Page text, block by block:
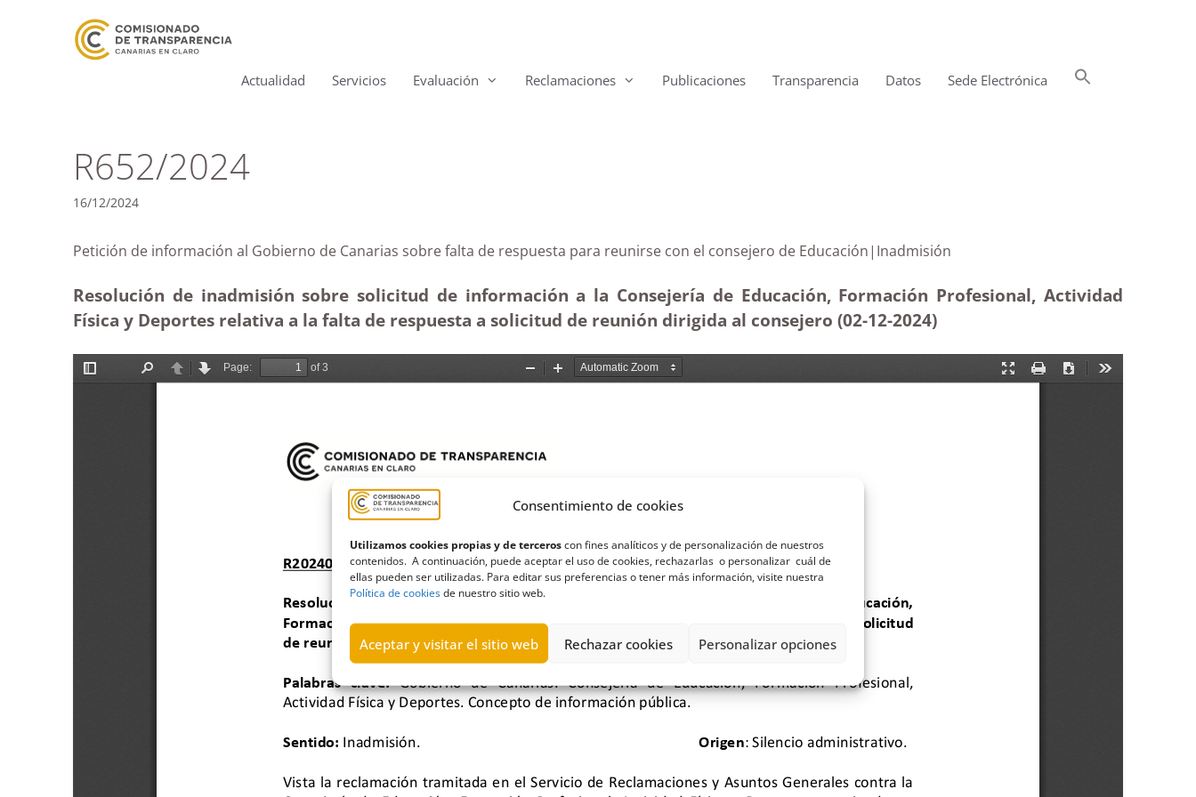
Consentimiento de cookies
Utilizamos cookies propias y de terceroscon fines analíticos y de personalización de nuestros
contenidos. A continuación, puede aceptar el uso de cookies, rechazarlas o personalizar cuál de
ellas pueden ser utilizadas. Para editar sus preferencias o tener más información, visite nuestra
Política de cookiesde nuestro sitio web.
Aceptar y visitar el sitio web Rechazar cookies Personalizar opciones
Actualidad Servicios Evaluación Reclamaciones Publicaciones Transparencia Datos Sede Electrónica
R652/2024
16/12/2024
Petición de información al Gobierno de Canarias sobre falta de respuesta para reunirse con el consejero de Educación|Inadmisión
Resolución de inadmisión sobre solicitud de información a la Consejería de Educación, Formación Profesional, Actividad
Física y Deportes relativa a la falta de respuesta a solicitud de reunión dirigida al consejero (02-12-2024)